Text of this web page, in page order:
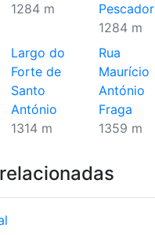
1284 m
Pescador
1284 m
Largo do
Forte de
Santo
António
1314 m
Rua
Maurício
António
Fraga
1359 m